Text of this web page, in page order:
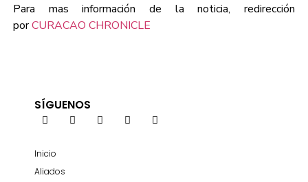
Para mas información de la noticia, redirección
porCURACAO CHRONICLE
SÍGUENOS
Inicio
Aliados